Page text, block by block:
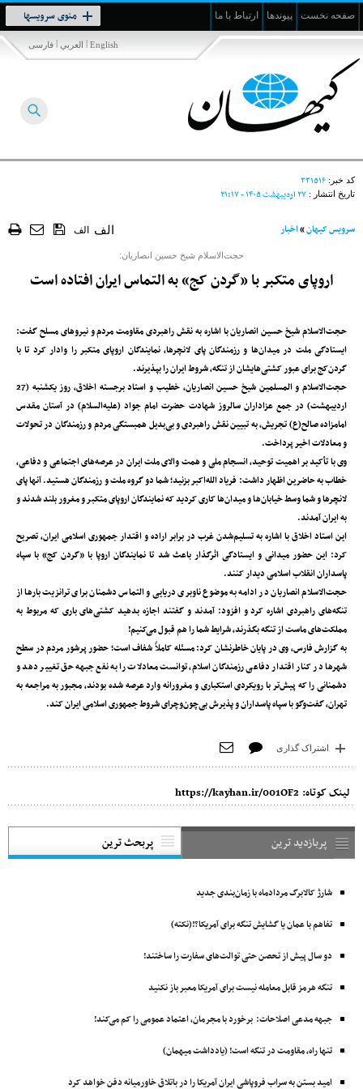
صفحه نخست پیوندها ارتباط با ما منوی سرویسها
Toggle
navigation
فارسی | العربي | English
کد خبر: ۳۳۱۵۱۶
تاریخ انتشار : ۲۷ ارديبهشت ۱۴۰۵ - ۲۱:۱۷
سرویس کیهان»اخبار الف الف
حجت‌الاسلام شیخ حسین انصاریان:
اروپای متکبر با «گردن کج» به التماس ایران افتاده است
حجت‌الاسلام شیخ حسین انصاریان با اشاره به نقش راهبردی مقاومت مردم و نیروهای مسلح گفت:
ایستادگی ملت در میدان‌ها و رزمندگان پای لانچرها، نمایندگان اروپای متکبر را وادار کرد تا با
گردن‌کج برای عبور کشتی‌هایشان از تنگه، شروط ایران را بپذیرند.
حجت‌الاسلام ‌و المسلمین شیخ حسین انصاریان، خطیب و استاد برجسته اخلاق، روز یکشنبه (27
اردیبهشت) در جمع عزاداران سالروز شهادت حضرت امام جواد (علیه‌السلام) در آستان مقدس
امامزاده صالح‌(ع) تجریش، به تبیین نقش راهبردی و بی‌بدیل همبستگی مردم و رزمندگان در تحولات
و معادلات اخیر پرداخت.
وی با تأکید بر اهمیت توحید، انسجام ملی و همت والای ملت ایران در عرصه‌های اجتماعی و دفاعی،
خطاب به حاضرین اظهار داشت: فریاد الله‌اکبر بزنید؛ شما دو گروه ملت و رزمندگان هستید. آنها پای
لانچرها و شما وسط خیابان‌ها و میدان‌ها کاری کردید که نمایندگان اروپای متکبر و مغرور بلند شدند و
به ایران آمدند.
این استاد اخلاق با اشاره به تسلیم‌شدن غرب در برابر اراده و اقتدار جمهوری اسلامی ایران، تصریح
کرد: این حضور میدانی و ایستادگی اثرگذار باعث شد تا نمایندگان اروپا با «گردن‌ کج» با سپاه
پاسداران انقلاب اسلامی دیدار کنند.
حجت‌الاسلام انصاریان در ادامه به موضوع ناوبری دریایی و التماس دشمنان برای ترانزیت بارها از
تنگه‌های راهبردی اشاره کرد و افزود: آمدند و گفتند اجازه بدهید کشتی‌های باری که مربوط به
مملکت‌های ماست از تنگه بگذرند، شرایط شما را هم قبول می‌کنیم!
به گزارش فارس، وی در پایان خاطرنشان کرد: مسئله کاملاً شفاف است؛ حضور پرشور مردم در سطح
شهرها در کنار اقتدار دفاعی رزمندگان اسلام، توانست معادلات را به نفع جبهه حق تغییر دهد و
دشمنانی را که پیش‌تر با رویکردی استکباری و مغرورانه وارد عرصه شده بودند، مجبور به مراجعه به
تهران، گفت‌وگو با سپاه پاسداران و پذیرش بی‌چون‌وچرای شروط جمهوری اسلامی ایران کند.
اشتراک گذاری
لینک کوتاه: https://kayhan.ir/001OF2
پربازدید ترین پربحث ترین
شارژ کالابرگ مردادماه با زمان‌بندی جدید
تفاهم با عمان یا گشایش تنگه برای آمریکا؟!(نکته)
دو سال پیش از تحصن حتی توالت‌های سفارت را ساختند!
تنگه هرمز قابل معامله نیست برای آمریکا معبر باز نکنید
جبهه مدعی اصلاحات: برخورد با مجرمان، اعتماد عمومی را کم می‌کند!
تنها راه، مقاومت در تنگه است! (یادداشت میهمان)
امید بستن به سراب فروپاشی ایران آمریکا را در باتلاق خاورمیانه دفن خواهد کرد